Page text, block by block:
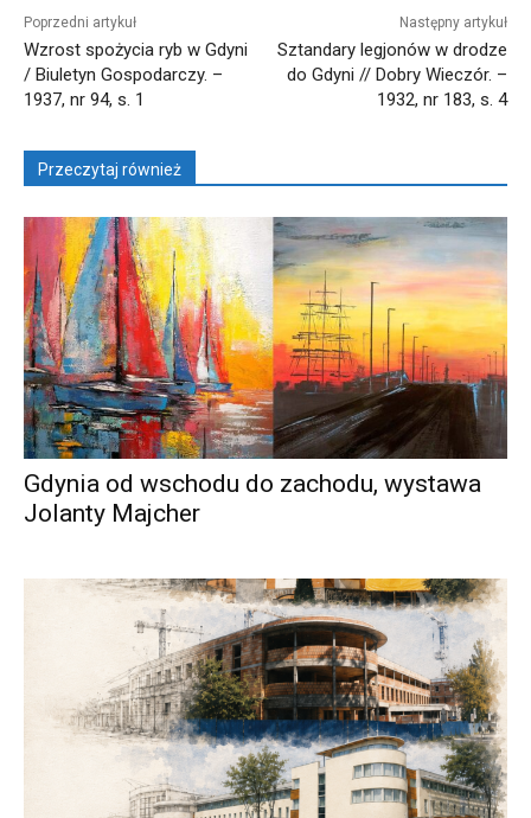
Poprzedni artykuł
Wzrost spożycia ryb w Gdyni
/ Biuletyn Gospodarczy. –
1937, nr 94, s. 1
Następny artykuł
Sztandary legjonów w drodze
do Gdyni // Dobry Wieczór. –
1932, nr 183, s. 4
Przeczytaj również
Gdynia od wschodu do zachodu, wystawa
Jolanty Majcher